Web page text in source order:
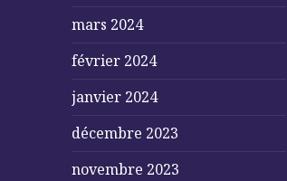
mars 2024
février 2024
janvier 2024
décembre 2023
novembre 2023